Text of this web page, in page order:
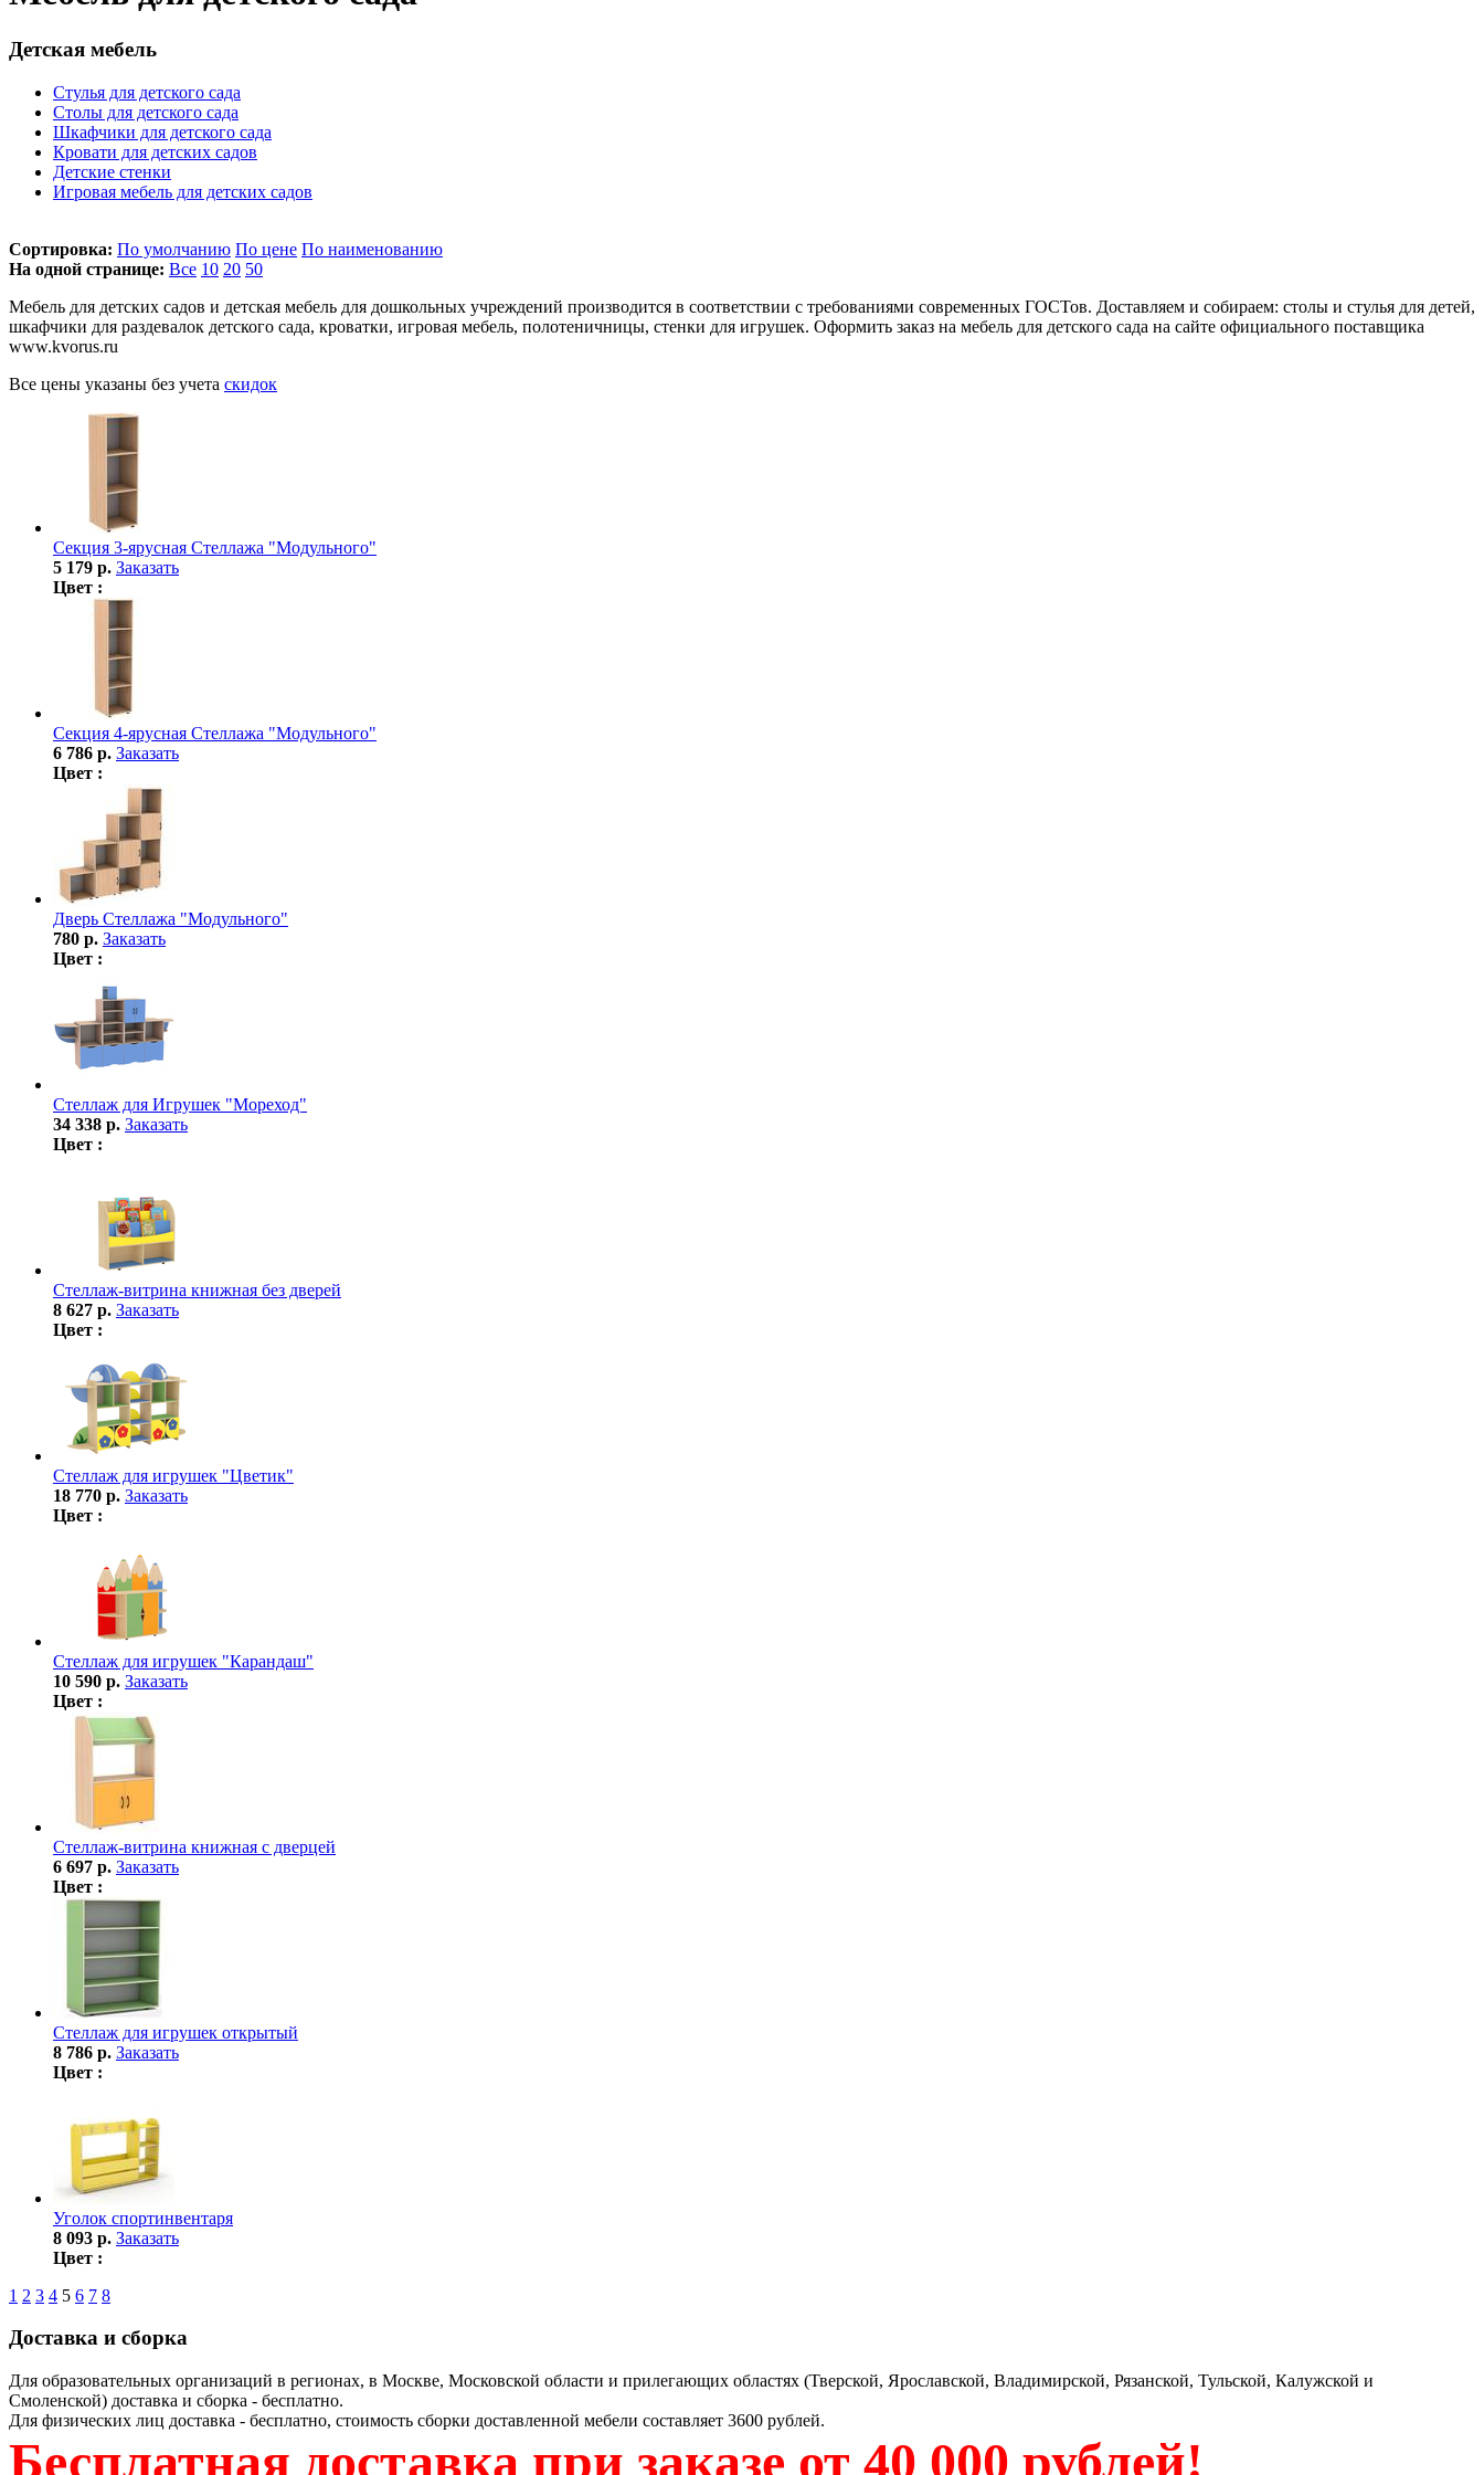
Детская мебель
Стулья для детского сада
Столы для детского сада
Шкафчики для детского сада
Кровати для детских садов
Детские стенки
Игровая мебель для детских садов
Сортировка: По умолчанию По цене По наименованию
На одной странице: Все 10 20 50
Мебель для детских садов и детская мебель для дошкольных учреждений производится в соответствии с требованиями современных ГОСТов. Доставляем и собираем: столы и стулья для детей,
шкафчики для раздевалок детского сада, кроватки, игровая мебель, полотеничницы, стенки для игрушек. Оформить заказ на мебель для детского сада на сайте официального поставщика
www.kvorus.ru
Все цены указаны без учета скидок
Секция 3-ярусная Стеллажа "Модульного"
5 179 р. Заказать
Цвет :
Секция 4-ярусная Стеллажа "Модульного"
6 786 р. Заказать
Цвет :
Дверь Стеллажа "Модульного"
780 р. Заказать
Цвет :
Стеллаж для Игрушек "Мореход"
34 338 р. Заказать
Цвет :
Стеллаж-витрина книжная без дверей
8 627 р. Заказать
Цвет :
Стеллаж для игрушек "Цветик"
18 770 р. Заказать
Цвет :
Стеллаж для игрушек "Карандаш"
10 590 р. Заказать
Цвет :
Стеллаж-витрина книжная с дверцей
6 697 р. Заказать
Цвет :
Стеллаж для игрушек открытый
8 786 р. Заказать
Цвет :
Уголок спортинвентаря
8 093 р. Заказать
Цвет :
1 2 3 4 5 6 7 8
Доставка и сборка
Для образовательных организаций в регионах, в Москве, Московской области и прилегающих областях (Тверской, Ярославской, Владимирской, Рязанской, Тульской, Калужской и
Смоленской) доставка и сборка - бесплатно.
Для физических лиц доставка - бесплатно, стоимость сборки доставленной мебели составляет 3600 рублей.
Бесплатная доставка при заказе от 40 000 рублей!